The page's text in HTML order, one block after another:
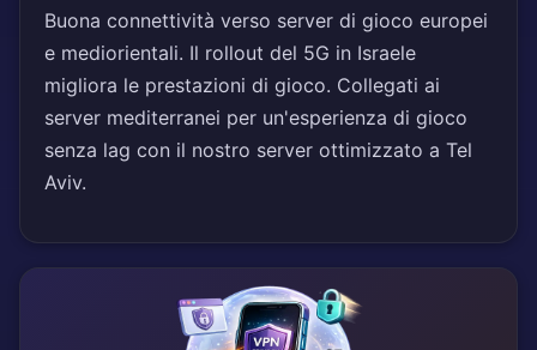
Buona connettività verso server di gioco europei
e mediorientali. Il rollout del 5G in Israele
migliora le prestazioni di gioco. Collegati ai
server mediterranei per un'esperienza di gioco
senza lag con il nostro server ottimizzato a Tel
Aviv.